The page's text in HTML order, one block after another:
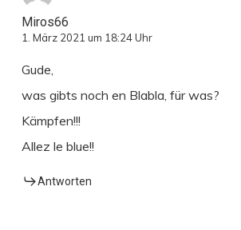
Miros66
1. März 2021 um 18:24 Uhr
Gude,
was gibts noch en Blabla, für was?
Kämpfen!!!
Allez le blue!!
Antworten